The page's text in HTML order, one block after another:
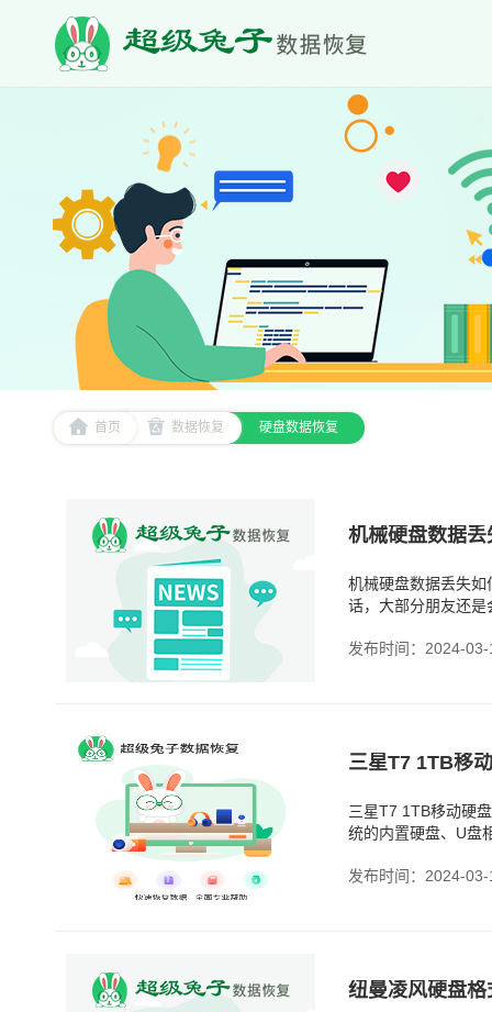
首页 数据恢复 硬盘数据恢复
机械硬盘数据
机械硬盘数据丢失
话，大部分朋友还
发布时间：2024-03-
三星T7 1TB移动硬
统的内置硬盘、U盘
发布时间：2024-03-
纽曼凌风硬盘